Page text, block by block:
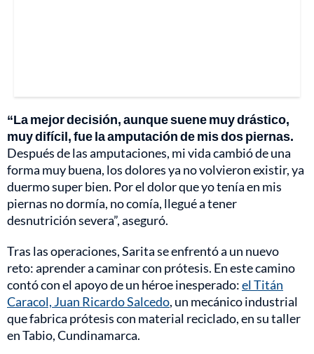
“La mejor decisión, aunque suene muy drástico,
muy difícil, fue la amputación de mis dos piernas.
Después de las amputaciones, mi vida cambió de una
forma muy buena, los dolores ya no volvieron existir, ya
duermo super bien. Por el dolor que yo tenía en mis
piernas no dormía, no comía, llegué a tener
desnutrición severa”, aseguró.
Tras las operaciones, Sarita se enfrentó a un nuevo
reto: aprender a caminar con prótesis. En este camino
contó con el apoyo de un héroe inesperado:el Titán
Caracol, Juan Ricardo Salcedo, un mecánico industrial
que fabrica prótesis con material reciclado, en su taller
en Tabio, Cundinamarca.